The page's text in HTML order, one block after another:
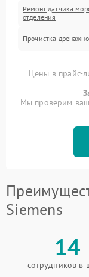
Ремонт датчика
отделения
Прочистка
Цены в прайс-
Мы проверим
Siemens
14
сотрудников в